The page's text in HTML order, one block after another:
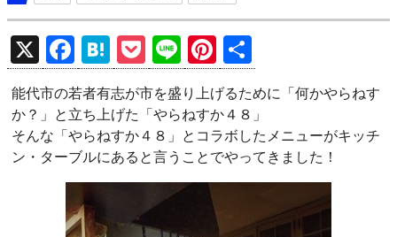
X
F
a
ce
b
o
o
k
H
at
e
n
a
P
o
ck
et
Li
n
e
Pi
nt
er
es
t
有
能代市の若者有志が市を盛り上げるために「何かやらねす
か？」と立ち上げた「やらねすか４８」
そんな「やらねすか４８」とコラボしたメニューがキッチ
ン・ターブルにあると言うことでやってきました！